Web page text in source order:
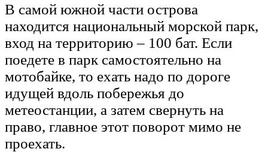
В самой южной части острова
находится национальный морской парк,
вход на территорию – 100 бат. Если
поедете в парк самостоятельно на
мотобайке, то ехать надо по дороге
идущей вдоль побережья до
метеостанции, а затем свернуть на
право, главное этот поворот мимо не
проехать.